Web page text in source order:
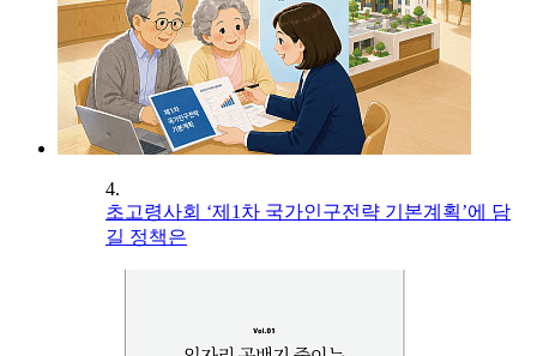
4.
초고령사회 ‘제1차 국가인구전략 기본계획’에 담
길 정책은